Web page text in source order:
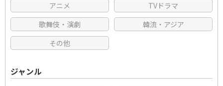
アニメ
TVドラマ
歌舞伎・演劇
韓流・アジア
その他
ジャンル